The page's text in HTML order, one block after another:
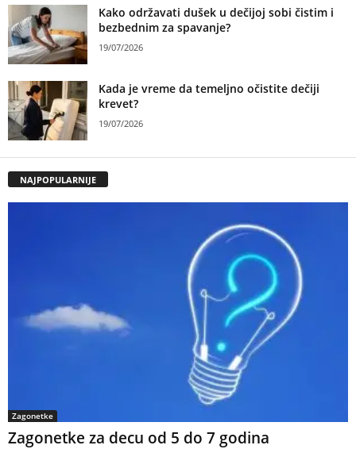
Kako održavati dušek u dečijoj sobi čistim i
bezbednim za spavanje?
19/07/2026
Kada je vreme da temeljno očistite dečiji
krevet?
19/07/2026
NAJPOPULARNIJE
Zagonetke
Zagonetke za decu od 5 do 7 godina